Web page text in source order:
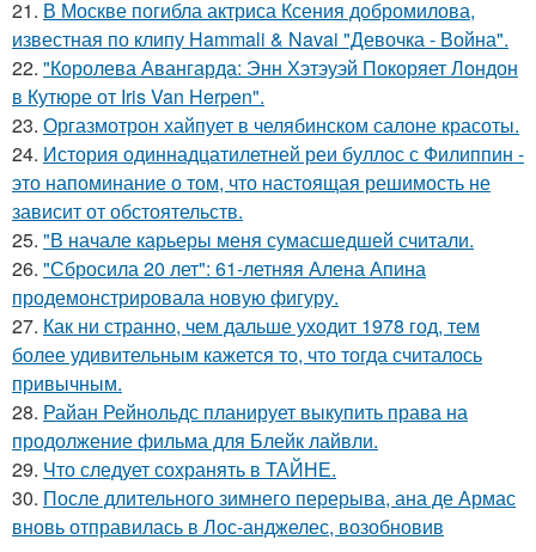
21. В Москве погибла актриса Ксения добромилова,
известная по клипу Hammali & Navai "Девочка - Война".
22. "Королева Авангарда: Энн Хэтэуэй Покоряет Лондон
в Кутюре от Iris Van Herpen".
23. Оргазмотрон хайпует в челябинском салоне красоты.
24. История одиннадцатилетней реи буллос с Филиппин -
это напоминание о том, что настоящая решимость не
зависит от обстоятельств.
25. "В начале карьеры меня сумасшедшей считали.
26. "Сбросила 20 лет": 61-летняя Алена Апина
продемонстрировала новую фигуру.
27. Как ни странно, чем дальше уходит 1978 год, тем
более удивительным кажется то, что тогда считалось
привычным.
28. Райан Рейнольдс планирует выкупить права на
продолжение фильма для Блейк лайвли.
29. Что следует сохранять в ТАЙНЕ.
30. После длительного зимнего перерыва, ана де Армас
вновь отправилась в Лос-анджелес, возобновив